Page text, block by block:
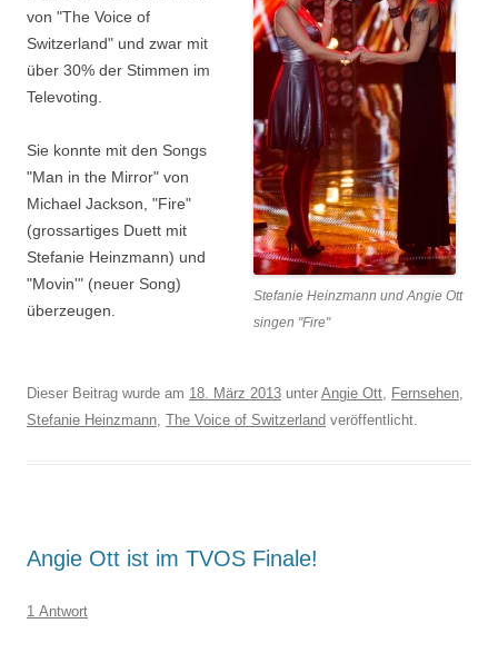
Stefanie Heinzmann und Angie Ott
singen "Fire"
von "The Voice of
Switzerland" und zwar mit
über 30% der Stimmen im
Televoting.
Sie konnte mit den Songs
"Man in the Mirror" von
Michael Jackson, "Fire"
(grossartiges Duett mit
Stefanie Heinzmann) und
"Movin'" (neuer Song)
überzeugen.
Dieser Beitrag wurde am 18. März 2013 unter Angie Ott, Fernsehen,
Stefanie Heinzmann, The Voice of Switzerland veröffentlicht.
Angie Ott ist im TVOS Finale!
1 Antwort